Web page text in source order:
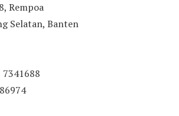
Rempoa
Selatan, Banten